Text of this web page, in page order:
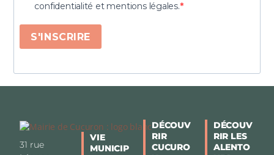
confidentialité et mentions légales.
S'INSCRIRE
31 rue
VIE
MUNICIP
DÉCOUV
RIR
CUCURO
DÉCOUV
RIR LES
ALENTO